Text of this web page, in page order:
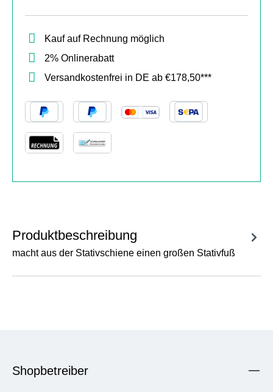
Kauf auf Rechnung möglich
2% Onlinerabatt
Versandkostenfrei in DE ab €178,50***
Produktbeschreibung
macht aus der Stativschiene einen großen Stativfuß
Shopbetreiber